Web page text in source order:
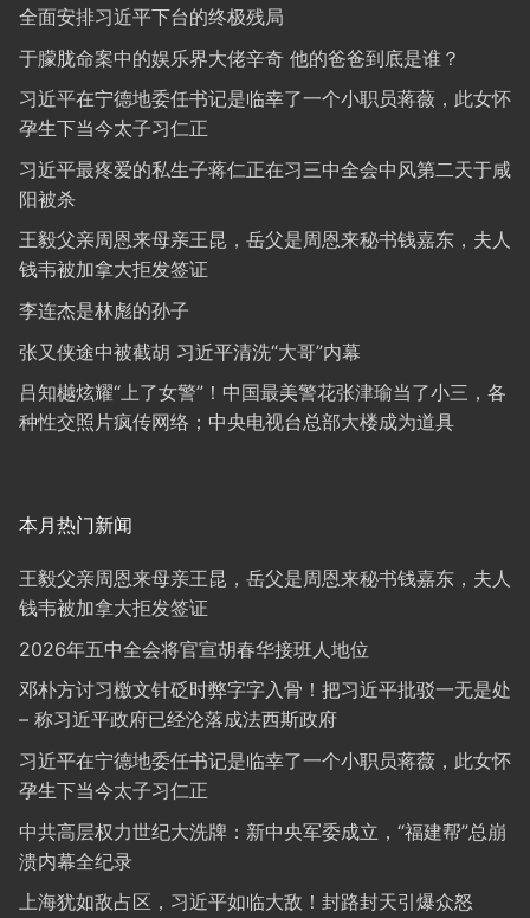
全面安排习近平下台的终极残局
于朦胧命案中的娱乐界大佬辛奇 他的爸爸到底是谁？
习近平在宁德地委任书记是临幸了一个小职员蒋薇，此女怀
孕生下当今太子习仁正
习近平最疼爱的私生子蒋仁正在习三中全会中风第二天于咸
阳被杀
王毅父亲周恩来母亲王昆，岳父是周恩来秘书钱嘉东，夫人
钱韦被加拿大拒发签证
李连杰是林彪的孙子
张又侠途中被截胡 习近平清洗“大哥”内幕
吕知樾炫耀“上了女警”！中国最美警花张津瑜当了小三，各
种性交照片疯传网络；中央电视台总部大楼成为道具
本月热门新闻
王毅父亲周恩来母亲王昆，岳父是周恩来秘书钱嘉东，夫人
钱韦被加拿大拒发签证
2026年五中全会将官宣胡春华接班人地位
邓朴方讨习檄文针砭时弊字字入骨！把习近平批驳一无是处
– 称习近平政府已经沦落成法西斯政府
习近平在宁德地委任书记是临幸了一个小职员蒋薇，此女怀
孕生下当今太子习仁正
中共高层权力世纪大洗牌：新中央军委成立，“福建帮”总崩
溃内幕全纪录
上海犹如敌占区，习近平如临大敌！封路封天引爆众怒